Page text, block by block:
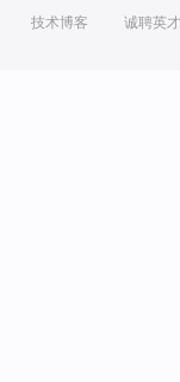
技术博客 诚聘英才